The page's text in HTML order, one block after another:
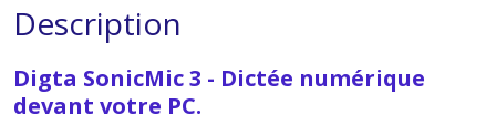
Description
Digta SonicMic 3 - Dictée numérique
devant votre PC.